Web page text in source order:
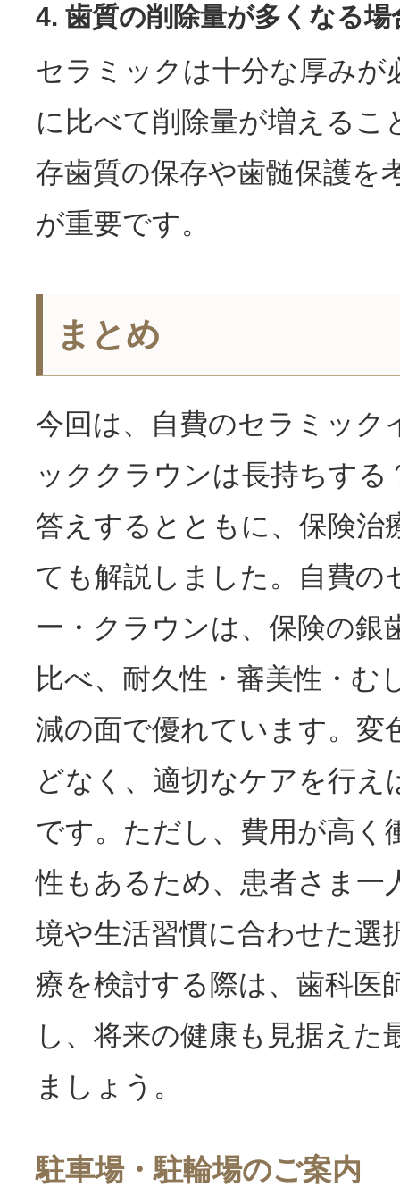
4. 歯質の削除量が多くなる場
セラミックは十分な厚みが
に比べて削除量が増えるこ
存歯質の保存や歯髄保護を
が重要です。
まとめ
今回は、自費のセラミック
ッククラウンは長持ちする
答えするとともに、保険治
ても解説しました。自費の
ー・クラウンは、保険の銀
比べ、耐久性・審美性・む
減の面で優れています。変
どなく、適切なケアを行え
です。ただし、費用が高く
性もあるため、患者さま一
境や生活習慣に合わせた選
療を検討する際は、歯科医
し、将来の健康も見据えた
ましょう。
駐車場・駐輪場のご案内